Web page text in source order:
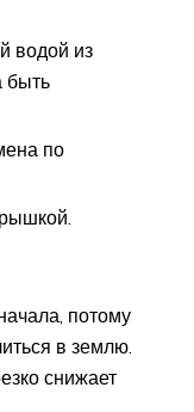
водой из
быть
по
потому
в землю.
снижает